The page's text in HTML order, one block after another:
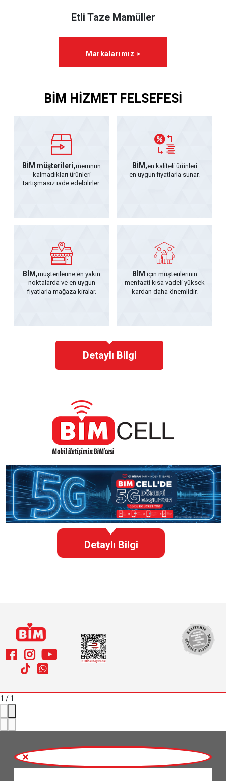
Etli Taze Mamüller
Markalarımız >
BİM HİZMET FELSEFESİ
BİM müşterileri,memnun
kalmadıkları ürünleri
tartışmasız iade edebilirler.
BİM,en kaliteli ürünleri
en uygun fiyatlarla sunar.
BİM,müşterilerine en yakın
noktalarda ve en uygun
fiyatlarla mağaza kiralar.
BİM için müşterilerinin
menfaati kısa vadeli yüksek
kardan daha önemlidir.
Detaylı Bilgi
Detaylı Bilgi
1 / 1